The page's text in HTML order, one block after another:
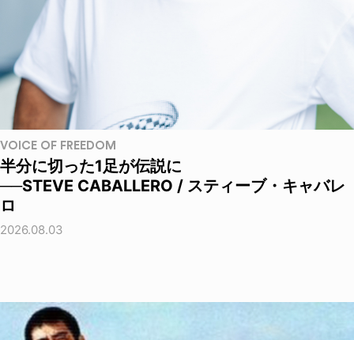
VOICE OF FREEDOM
半分に切った1足が伝説に
──STEVE CABALLERO / スティーブ・キャバレ
ロ
2026.08.03